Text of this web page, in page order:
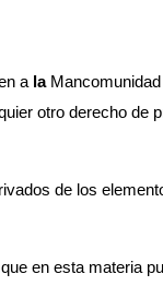
a la
otro derecho de
de los
en esta materia